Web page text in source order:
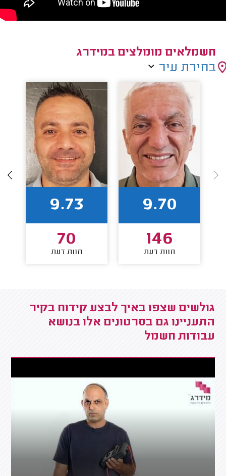
חשמלאים מומלצים במידרג
בחירת עיר
9.70
146
חוות דעת
9.73
70
חוות דעת
גולשים שצפו באיך לבצע קידוח בקיר
התעניינו גם בסרטונים אלו בנושא
עבודות חשמל